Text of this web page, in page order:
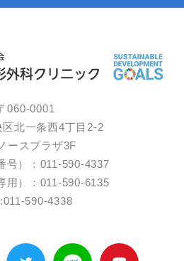
060-0001
区北一条西4丁目2-2
ースプラザ3F
号）：011-590-4337
用）：011-590-6135
590-4338